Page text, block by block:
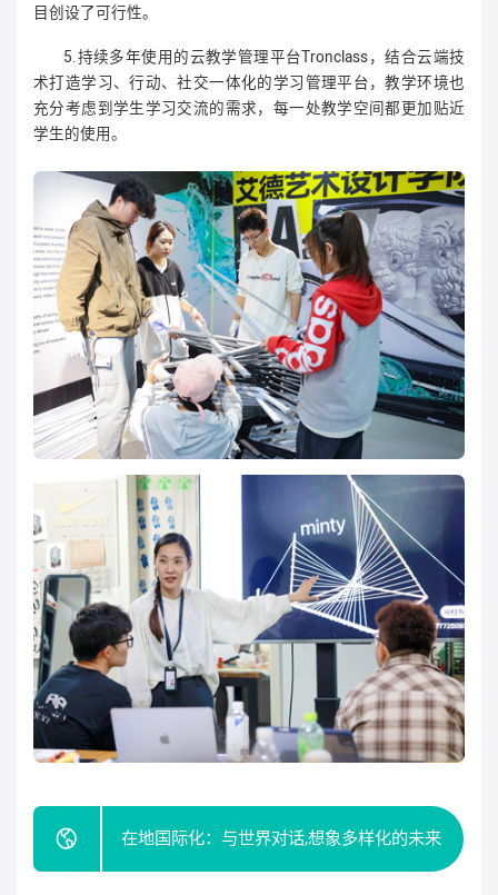
目创设了可行性。
5.持续多年使用的云教学管理平台Tronclass，结合云端技
术打造学习、行动、社交一体化的学习管理平台，教学环境也
充分考虑到学生学习交流的需求，每一处教学空间都更加贴近
学生的使用。
在地国际化：与世界对话,想象多样化的未来